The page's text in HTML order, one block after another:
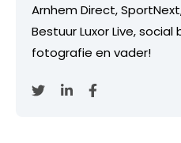
Arnhem Direct,
Bestuur Luxor Live, social
fotografie en vader!